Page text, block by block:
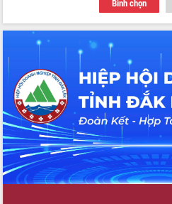
Thứ trưởng Bộ Y tế làm việc với tỉnh
Đắk Lắk về phát triển nhân lực y tế
cho trạm y tế cấp xã
Du lịch Đắk Lắk nâng tầm trải nghiệm
du khách thông qua Hệ thống cơ sở dữ
liệu và Bản đồ số
Tập huấn ứng dụng trí tuệ nhân tạo (AI)
trong thương mại điện tử năm 2026
Đoàn đại biểu Quốc hội tỉnh Đắk Lắk
trao đổi thông tin trước Kỳ họp thứ
nhất, Quốc hội khóa XVI
Quyết liệt cải cách hành chính, khơi
Bình chọn